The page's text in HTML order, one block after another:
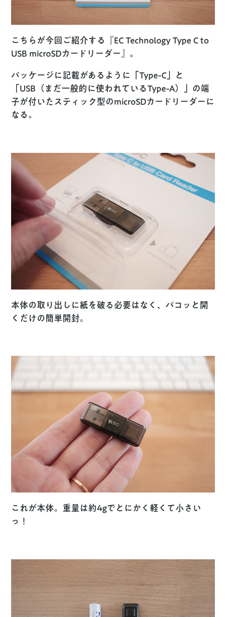
こちらが今回ご紹介する『EC Technology Type C to
USB microSDカードリーダー』。
パッケージに記載があるように「Type-C」と
「USB（まだ一般的に使われているType-A）」の端
子が付いたスティック型のmicroSDカードリーダーに
なる。
本体の取り出しに紙を破る必要はなく、パコッと開
くだけの簡単開封。
これが本体。重量は約4gでとにかく軽くて小さい
っ！